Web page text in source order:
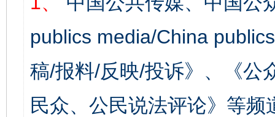
publics media/China
稿/报料/反映/投诉》、《公
民众、公民说法评论》等